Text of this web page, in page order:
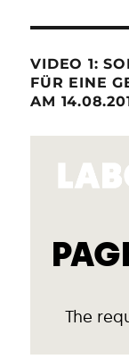
VIDEO 1:
FÜR EINE
AM